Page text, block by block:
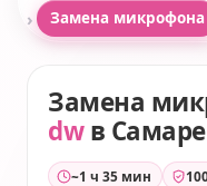
› Замена микрофона
Замена
dwв Самаре
~1 ч 35 мин